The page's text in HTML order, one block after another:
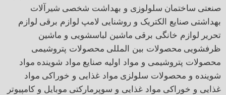
صنعتی ساختمان سلولوزی و بهداشت شخصی شیرآلات
بهداشتی صنایع الکتریک و روشنایی لامپ لوازم برقی لوازم
تحریر لوازم خانگی برقی ماشین لباسشویی و ماشین
ظرفشویی محصولات بین المللی محصولات پتروشیمی
محصولات پتروشیمی و مواد اولیه صنایع مواد شوینده مواد
شوینده و محصولات سلولزی مواد غذایی و خوراکی مواد
غذایی و خوراکی مواد غذایی و سوپرمارکتی موبایل و کامپیوتر